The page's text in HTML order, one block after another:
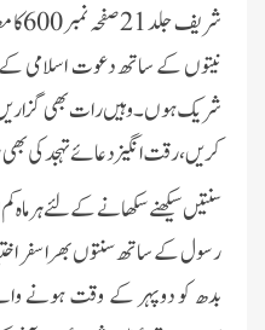
نیتوں کے ساتھ دعوت اسلامی
شریک ہوں۔ وہیں رات بھی
کریں، رقت انگیز دعائے تہجد کی
سنتیں سیکھنے سکھانے کے لئے
رسول کے ساتھ سنتوں بھرا سفر
بدھ کو دوپہر کے وقت ہونے